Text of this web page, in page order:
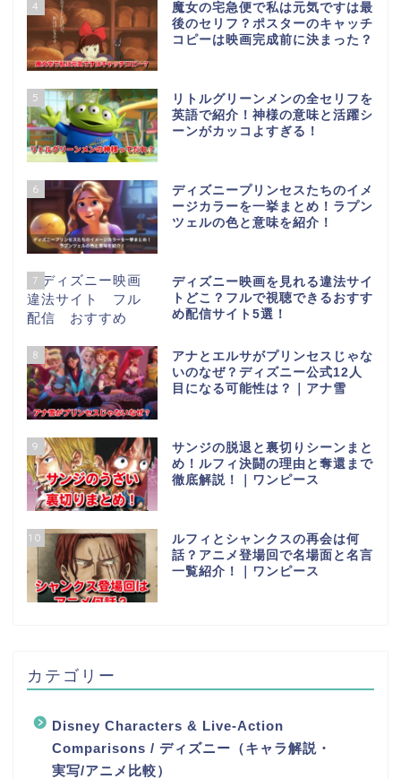
4
魔女の宅急便で私は元気ですは最
後のセリフ？ポスターのキャッチ
コピーは映画完成前に決まった？
5
リトルグリーンメンの全セリフを
英語で紹介！神様の意味と活躍シ
ーンがカッコよすぎる！
6
ディズニープリンセスたちのイメ
ージカラーを一挙まとめ！ラプン
ツェルの色と意味を紹介！
7
ディズニー映画を見れる違法サイ
トどこ？フルで視聴できるおすす
め配信サイト5選！
8
アナとエルサがプリンセスじゃな
いのなぜ？ディズニー公式12人
目になる可能性は？｜アナ雪
9
サンジの脱退と裏切りシーンまと
め！ルフィ決闘の理由と奪還まで
徹底解説！｜ワンピース
10
ルフィとシャンクスの再会は何
話？アニメ登場回で名場面と名言
一覧紹介！｜ワンピース
カテゴリー
Disney Characters & Live-Action
Comparisons / ディズニー（キャラ解説・
実写/アニメ比較）